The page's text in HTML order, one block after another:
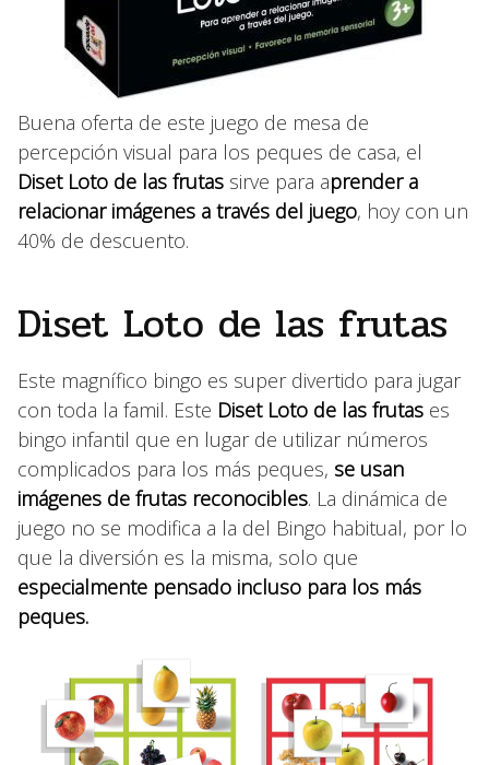
Buena oferta de este juego de mesa de
percepción visual para los peques de casa, el
Diset Loto de las frutas sirve para aprender a
relacionar imágenes a través del juego, hoy con un
40% de descuento.
Diset Loto de las frutas
Este magnífico bingo es super divertido para jugar
con toda la famil. Este Diset Loto de las frutas es
bingo infantil que en lugar de utilizar números
complicados para los más peques, se usan
imágenes de frutas reconocibles. La dinámica de
juego no se modifica a la del Bingo habitual, por lo
que la diversión es la misma, solo que
especialmente pensado incluso para los más
peques.